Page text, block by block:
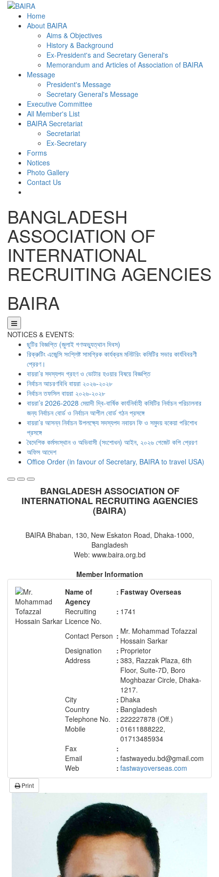
Home
About BAIRA
Aims & Objectives
History & Background
Ex-President's and Secretary General's
Memorandum and Articles of Association of BAIRA
Message
President's Message
Secretary General's Message
Executive Committee
All Member's List
BAIRA Secretariat
Secretariat
Ex-Secretary
Forms
Notices
Photo Gallery
Contact Us
BANGLADESH
ASSOCIATION OF
INTERNATIONAL
RECRUITING AGENCIES
BAIRA
NOTICES & EVENTS:
ছুটির বিজ্ঞপ্তি (জুলাই গণঅভ্যুত্থান দিবস)
রিক্রুটিং এজেন্সি সংশ্লিষ্ট সামগ্রিক কার্যক্রম মনিটরিং কমিটির সভার কার্যবিবরণী
প্রেরণ।
বায়রা’র সদস্যপদ গ্রহণ ও ভোটার হওয়ার বিষয়ে বিজ্ঞপ্তি
নির্বাচন আচরণবিধি বায়রা ২০২৬-২০২৮
নির্বাচন তফসিল বায়রা ২০২৬-২০২৮
বায়রা’র 2026-2028 মেয়াদী দ্বি-বার্ষিক কার্যনির্বাহী কমিটির নির্বাচন পরিচালনার
জন্য নির্বাচন বোর্ড ও নির্বাচন আপীল বোর্ড গঠন প্রসঙ্গে
বায়রা’র আসন্ন নির্বাচন উপলক্ষ্যে সদস্যপদ নবায়ন ফি ও সমুদয় বকেয়া পরিশোধ
প্রসঙ্গে
বৈদেশিক কর্মসংস্থান ও অভিবাসী (সংশোধন) আইন, ২০২৬ গেজেট কপি প্রেরণ
অফিস আদেশ
Office Order (in favour of Secretary, BAIRA to travel USA)
BANGLADESH ASSOCIATION OF
INTERNATIONAL RECRUITING AGENCIES
(BAIRA)
BAIRA Bhaban, 130, New Eskaton Road, Dhaka-1000,
Bangladesh
Web: www.baira.org.bd
Member Information
Name of
Agency
: Fastway Overseas
Recruiting
Licence No.
: 1741
Contact Person : Mr. Mohammad Tofazzal
Hossain Sarkar
Designation
: Proprietor
Address
: 383, Razzak Plaza, 6th
Floor, Suite-7D, Boro
Moghbazar Circle, Dhaka-
1217.
City
: Dhaka
Country
: Bangladesh
Telephone No.
: 222227878 (Off.)
Mobile
: 01611888222,
01713485934
Fax
:
Email
: fastwayedu.bd@gmail.com
Web
: fastwayoverseas.com
Print